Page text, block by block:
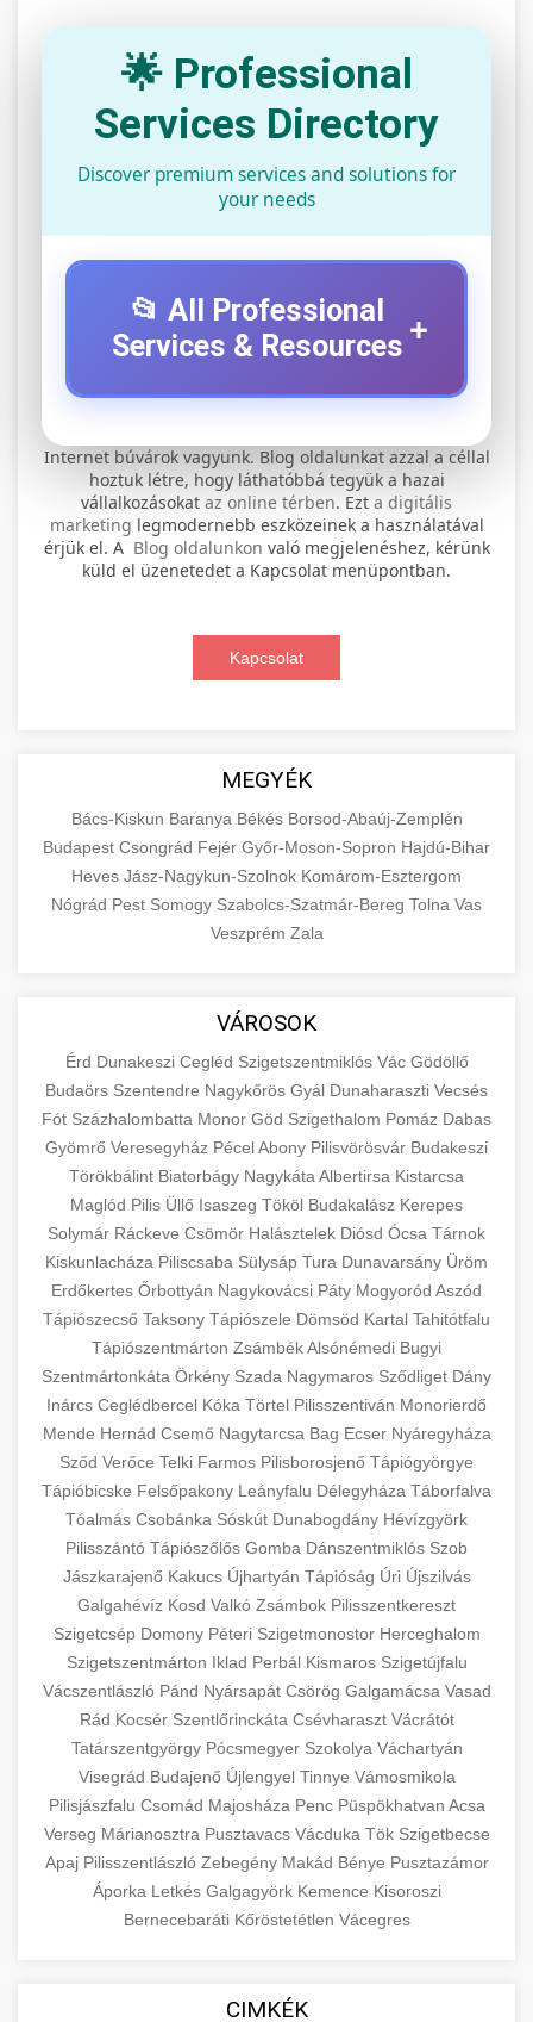
🌟 Professional
Services Directory
Discover premium services and solutions for
your needs
📂 All Professional
Services & Resources +
szervíz
+
Professional electric scooter repair and
maintenance services. Expert technicians
provide quality service for all major brands and
Visit Service Center
📊 2. online marketing
ügynökség
+
Comprehensive online marketing services
including SEO, social media management, and
aimarketingugynokseg.hu
digital agency services
🛴 3. legjobb elektromos roller
Compare top models, features, and prices to
View Top Models e-scooter reviews
🔗 4. prémium linképítés
High-quality backlink acquisition services to
boost your website's authority and search
engine rankings. White-hat techniques only.
📦 5. termékek és
szolgáltatások
+
economics and business. Learn about product
types and service categories.
en.wikipedia.org economic concepts
💶 6. eus pénzek
🚀 8. seo ügynökség +
Expert search engine optimization services to
improve your website's visibility and organic
traffic. Technical SEO, content optimization,
and more.
onlinemarketing101.biz
search optimization experts
💎 9. mellplasztika +
Professional breast augmentation services
with experienced surgeons. Learn about
procedures, recovery, and consultation options
for cosmetic enhancement.
szeptest.com cosmetic breast surgery
✨ 10. hasplasztika +
Expert tummy tuck procedures to achieve a
flatter, more toned abdomen. Consultation
with certified plastic surgeons and
comprehensive aftercare.
szeptest.com
abdomen contouring surgery
👁️ szemhejplasztika +
Professional blepharoplasty procedures to
refresh your appearance. Upper and lower
eyelid surgery with experienced cosmetic
surgeons.
szeptest.com eyelid cosmetic procedure
📈 Paciensek Számának
Növelése
+
Case study showcasing 150% increase in
patient consultations through strategic
marketing. Learn proven methods for clinic
growth.
gildedeu.org clinic patient growth
🏥 Klinika Sikere
Esettanulmány
+
Detailed analysis of successful clinic strategies
resulting in significant patient acquisition
improvements and practice expansion.
checkmydentist.com
medical practice success
🤖 AI Marketing Bejelentkezés +
Discover how AI-driven marketing strategies
increased patient registrations by 150%.
Modern technology meets medical practice
growth.
life3.net AI marketing results
🎯 Praxis Felfuttatása +
Comprehensive guide to scaling your medical
practice. Proven strategies for patient
acquisition, retention, and practice
📊 150%-os Páciens
Real-world results showing dramatic patient
Internet búvárok vagyunk. Blog oldalunkat azzal a céllal
hoztuk létre, hogy láthatóbbá tegyük a hazai
vállalkozásokat az online térben. Ezt a digitális
marketing legmodernebb eszközeinek a használatával
érjük el. A Blog oldalunkon való megjelenéshez, kérünk
küld el üzenetedet a Kapcsolat menüpontban.
Kapcsolat
MEGYÉK
Bács-Kiskun Baranya Békés Borsod-Abaúj-Zemplén
Budapest Csongrád Fejér Győr-Moson-Sopron Hajdú-Bihar
Heves Jász-Nagykun-Szolnok Komárom-Esztergom
Nógrád Pest Somogy Szabolcs-Szatmár-Bereg Tolna Vas
Veszprém Zala
VÁROSOK
Érd Dunakeszi Cegléd Szigetszentmiklós Vác Gödöllő
Budaörs Szentendre Nagykőrös Gyál Dunaharaszti Vecsés
Fót Százhalombatta Monor Göd Szigethalom Pomáz Dabas
Gyömrő Veresegyház PécelAbony Pilisvörösvár Budakeszi
Törökbálint Biatorbágy Nagykáta Albertirsa Kistarcsa
Maglód Pilis Üllő Isaszeg Tököl Budakalász Kerepes
Solymár Ráckeve Csömör Halásztelek Diósd Ócsa Tárnok
Kiskunlacháza Piliscsaba Sülysáp Tura Dunavarsány Üröm
Erdőkertes Őrbottyán Nagykovácsi Páty Mogyoród Aszód
Tápiószecső Taksony Tápiószele Dömsöd Kartal Tahitótfalu
Tápiószentmárton ZsámbékAlsónémedi Bugyi
Szentmártonkáta Örkény Szada Nagymaros Sződliget Dány
Inárcs Ceglédbercel Kóka Törtel Pilisszentiván Monorierdő
Mende Hernád Csemő Nagytarcsa Bag Ecser Nyáregyháza
Sződ Verőce Telki Farmos Pilisborosjenő Tápiógyörgye
Tápióbicske Felsőpakony Leányfalu Délegyháza Táborfalva
Tóalmás Csobánka Sóskút Dunabogdány Hévízgyörk
Pilisszántó Tápiószőlős Gomba Dánszentmiklós Szob
Jászkarajenő Kakucs Újhartyán Tápióság Úri Újszilvás
Galgahévíz Kosd Valkó Zsámbok Pilisszentkereszt
Szigetcsép Domony Péteri Szigetmonostor Herceghalom
Szigetszentmárton Iklad Perbál Kismaros Szigetújfalu
Vácszentlászló Pánd Nyársapát Csörög Galgamácsa Vasad
Rád Kocsér Szentlőrinckáta Csévharaszt Vácrátót
Tatárszentgyörgy Pócsmegyer Szokolya Váchartyán
Visegrád Budajenő Újlengyel Tinnye Vámosmikola
Pilisjászfalu Csomád Majosháza Penc Püspökhatvan Acsa
Verseg Márianosztra Pusztavacs Vácduka Tök Szigetbecse
Apaj Pilisszentlászló Zebegény Makád Bénye Pusztazámor
Áporka Letkés Galgagyörk Kemence Kisoroszi
Bernecebaráti Kőröstetétlen Vácegres
CIMKÉK